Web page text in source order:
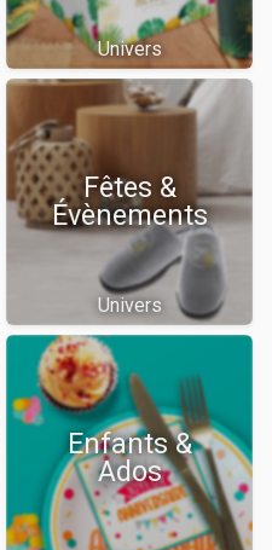
Univers
Fêtes &
Évènements
Univers
Enfants &
Ados